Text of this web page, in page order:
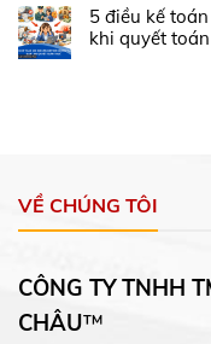
5 điều kế
khi quyết
VỀ CHÚNG TÔI
CÔNG TY TNHH
CHÂU™